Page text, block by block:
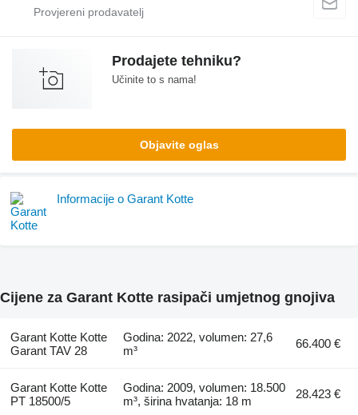
Prodajete tehniku?
Učinite to s nama!
Objavite oglas
Informacije o Garant Kotte
Cijene za Garant Kotte rasipači umjetnog gnojiva
Garant Kotte Kotte
Garant TAV 28
Godina: 2022, volumen: 27,6
m³
66.400 €
Garant Kotte Kotte
PT 18500/5
Godina: 2009, volumen: 18.500
m³, širina hvatanja: 18 m
28.423 €